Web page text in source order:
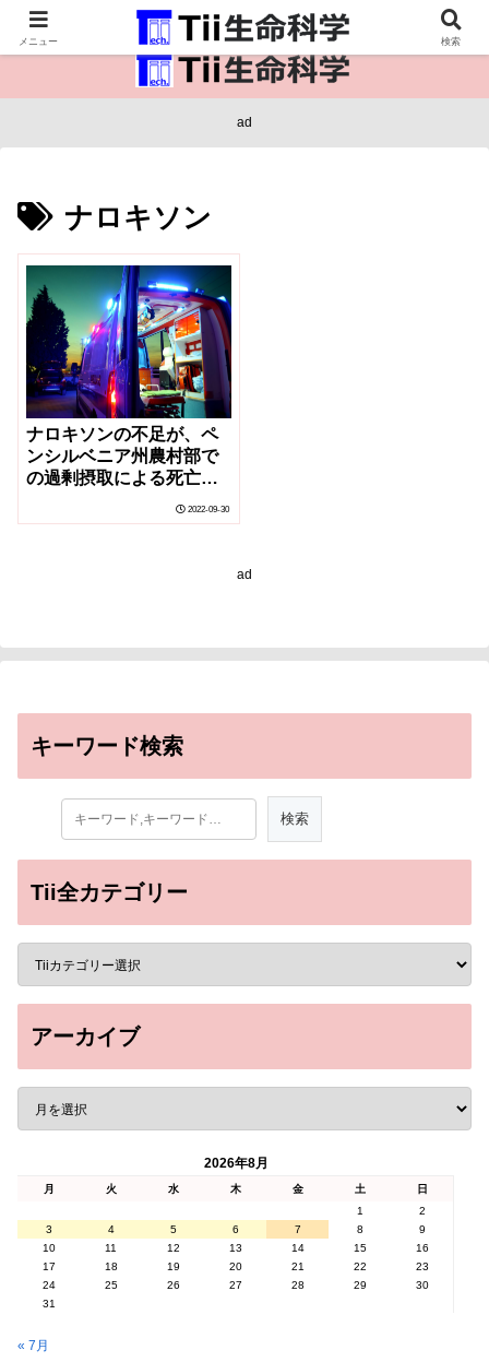
医療保健・生命・生物の情報インフラ。
ad
ナロキソン
ナロキソンの不足が、ペ
ンシルベニア州農村部で
の過剰摂取による死亡の
究結果を発表(Lack of
2022-09-30
ad
キーワード検索
Tii全カテゴリー
アーカイブ
2026年8月
月 火 水 木 金 土
日
1
2
3
4 5 6 7 8
9
10
11 12 13 14 15
16
17
18 19 20 21 22
23
24
25 26 27 28 29
30
31
« 7月
メニュー 検索